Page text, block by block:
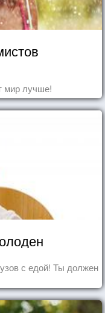
мир лучше!
с едой! Ты должен